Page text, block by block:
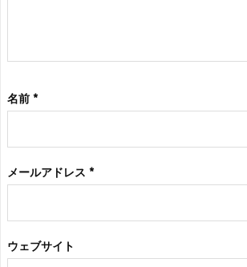
名前 *
メールアドレス *
ウェブサイト